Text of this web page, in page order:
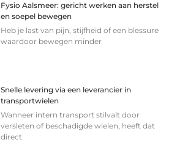
Fysio Aalsmeer: gericht werken aan herstel
en soepel bewegen
Heb je last van pijn, stijfheid of een blessure
waardoor bewegen minder
Snelle levering via een leverancier in
transportwielen
Wanneer intern transport stilvalt door
versleten of beschadigde wielen, heeft dat
direct